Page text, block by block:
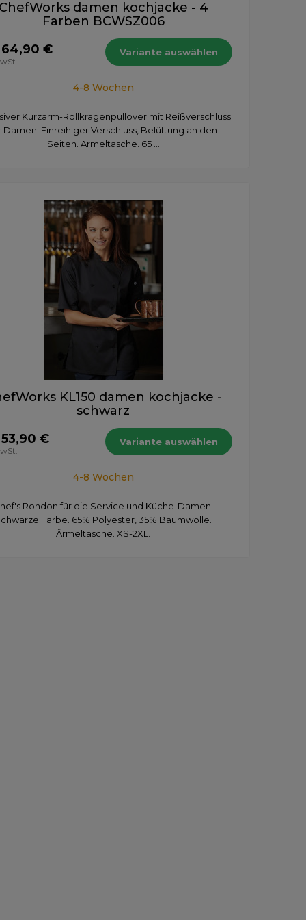
damen kochjacke - 4
Farben BCWSZ006
€
Variante auswählen
4-8 Wochen
Kurzarm-Rollkragenpullover mit Reißverschluss
Damen. Einreihiger Verschluss, Belüftung an den
Seiten. Ärmeltasche. 65 ...
KL150 damen kochjacke -
schwarz
€
Variante auswählen
4-8 Wochen
Rondon für die Service und Küche-Damen.
Farbe. 65% Polyester, 35% Baumwolle.
Ärmeltasche. XS-2XL.